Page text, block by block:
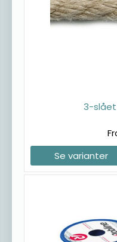
3-slået
Se varianter